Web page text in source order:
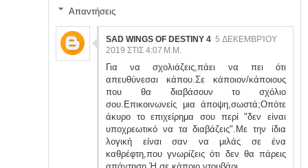
Απαντήσεις
SAD WINGS OF DESTINY 4 5 ΔΕΚΕΜΒΡΊΟΥ
2019 ΣΤΙΣ 4:07 Μ.Μ.
Για να σχολιάζεις,πάει να πει ότι
απευθύνεσαι κάπου.Σε κάποιον/κάποιους
που θα διαβάσουν το σχόλιο
σου.Επικοινωνείς μια άποψη,σωστά;Οπότε
άκυρο το επιχείρημα σου περί "δεν είναι
υποχρεωτικό να τα διαβάζεις".Με την ίδια
λογική είναι σαν να μιλάς σε ένα
καθρέφτη,που γνωρίζεις ότι δεν θα πάρεις